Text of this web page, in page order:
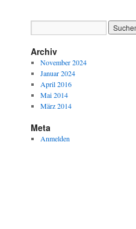
Archiv
November 2024
Januar 2024
April 2016
Mai 2014
März 2014
Meta
Anmelden